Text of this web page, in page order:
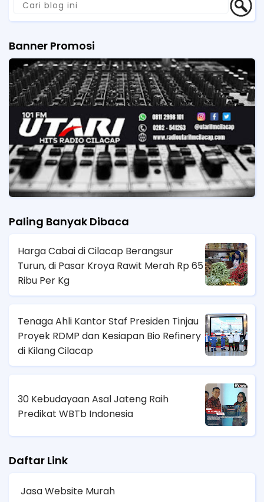
Banner Promosi
Paling Banyak Dibaca
Harga Cabai di Cilacap Berangsur
Turun, di Pasar Kroya Rawit Merah Rp 65
Ribu Per Kg
Tenaga Ahli Kantor Staf Presiden Tinjau
Proyek RDMP dan Kesiapan Bio Refinery
di Kilang Cilacap
30 Kebudayaan Asal Jateng Raih
Predikat WBTb Indonesia
Daftar Link
Jasa Website Murah